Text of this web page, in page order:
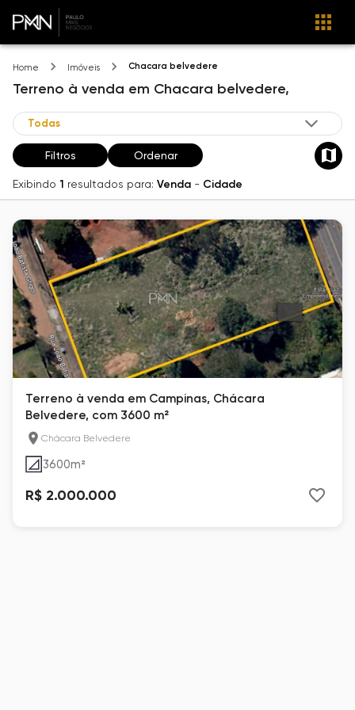
Home Imóveis Chacara belvedere
Terreno à venda em Chacara belvedere,
Filtros Ordenar
Exibindo 1 resultados para: Venda - Cidade
Terreno à venda em Campinas, Chácara
Belvedere, com 3600 m²
Chácara Belvedere
3600m²
R$ 2.000.000